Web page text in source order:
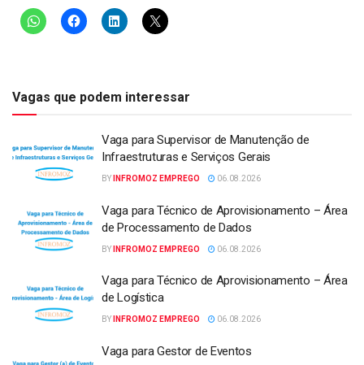
Vagas que podem interessar
Vaga para Supervisor de Manutenção de
Infraestruturas e Serviços Gerais
BY INFROMOZ EMPREGO 06.08.2026
Vaga para Técnico de Aprovisionamento – Área
de Processamento de Dados
BY INFROMOZ EMPREGO 06.08.2026
Vaga para Técnico de Aprovisionamento – Área
de Logística
BY INFROMOZ EMPREGO 06.08.2026
Vaga para Gestor de Eventos